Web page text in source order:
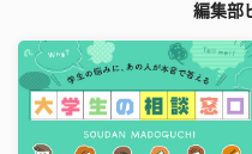
編集部